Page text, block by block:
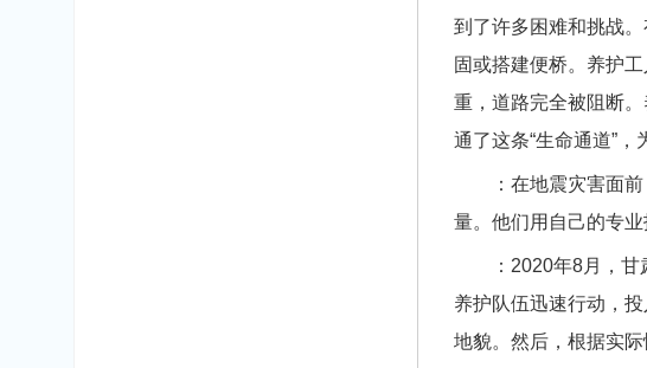
到了许多困难和挑战
固或搭建便桥。养护
重，道路完全被阻断
通了这条“生命通道”，
：在地震灾害面前，
量。他们用自己的专
：2020年8月，甘肃
养护队伍迅速行动，
地貌。然后，根据实